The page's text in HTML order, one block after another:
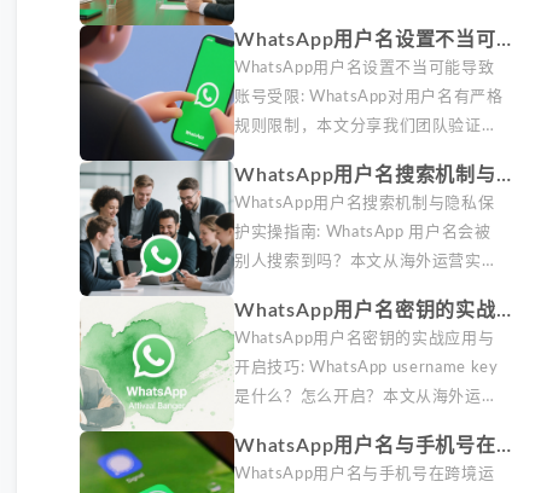
据DataReportal 2026趋势报告显
示，跨境通讯工具的隐私设置已成为
用户核心关注点。
WhatsApp用户名设置不当可能
导致账号受限
WhatsApp用户名设置不当可能导致
账号受限: WhatsApp对用户名有严格
规则限制，本文分享我们团队验证过
致账号功能受限或封号风险。了解哪
些字符组合会被系统判定为违规。
WhatsApp用户名搜索机制与隐
私保护实操指南
WhatsApp用户名搜索机制与隐私保
护实操指南: WhatsApp 用户名会被
别人搜索到吗？本文从海外运营实操
制、隐私设置要点及常见误区，帮助
跨境团队掌握客户触达与隐私保护的
平衡技巧。
WhatsApp用户名密钥的实战应
用与开启技巧
WhatsApp用户名密钥的实战应用与
开启技巧: WhatsApp username key
是什么？怎么开启？本文从海外运营
的核心价值、开启步骤及常见误区，
帮助跨境团队高效触达目标客户。
WhatsApp用户名与手机号在跨
境运营中的关键差异
WhatsApp用户名与手机号在跨境运